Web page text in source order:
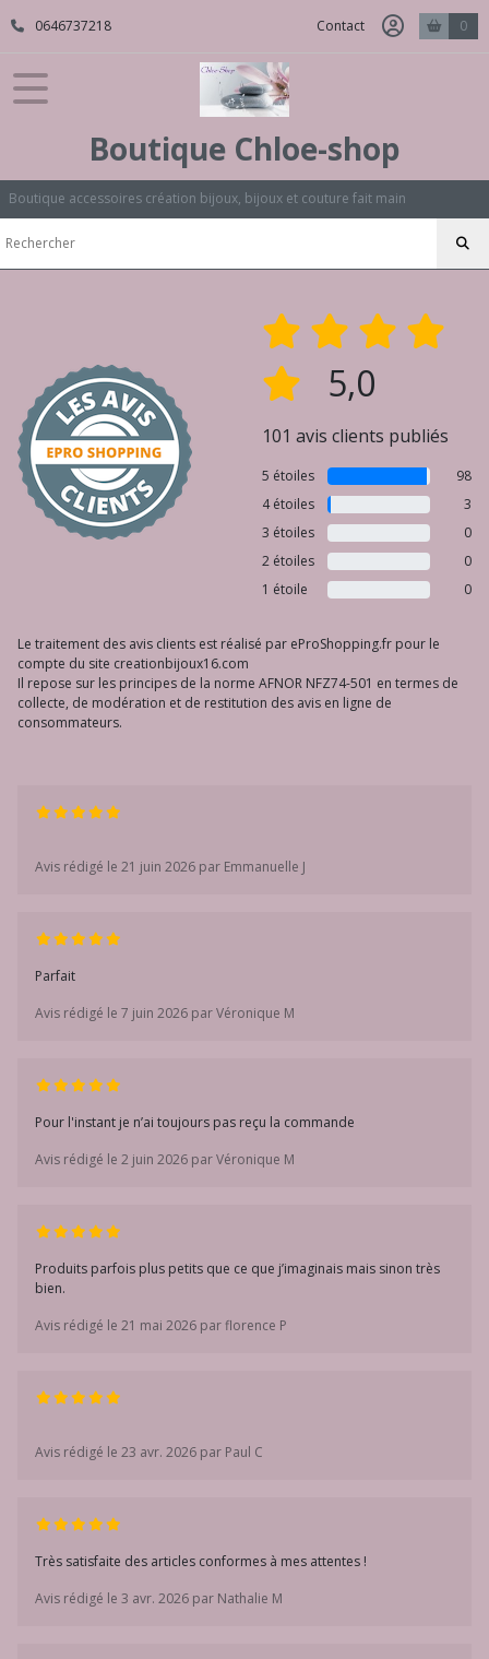
0646737218 Contact 0
Boutique Chloe-shop
Boutique accessoires création bijoux, bijoux et couture fait main
5,0
101 avis clients publiés
5 étoiles
98
4 étoiles
3
3 étoiles
0
2 étoiles
0
1 étoile
0
Le traitement des avis clients est réalisé par eProShopping.fr pour le
compte du site creationbijoux16.com
Il repose sur les principes de la norme AFNOR NFZ74-501 en termes de
collecte, de modération et de restitution des avis en ligne de
consommateurs.
Avis rédigé le 21 juin 2026 par Emmanuelle J
Parfait
Avis rédigé le 7 juin 2026 par Véronique M
Pour l'instant je n’ai toujours pas reçu la commande
Avis rédigé le 2 juin 2026 par Véronique M
Produits parfois plus petits que ce que j’imaginais mais sinon très
bien.
Avis rédigé le 21 mai 2026 par florence P
Avis rédigé le 23 avr. 2026 par Paul C
Très satisfaite des articles conformes à mes attentes !
Avis rédigé le 3 avr. 2026 par Nathalie M